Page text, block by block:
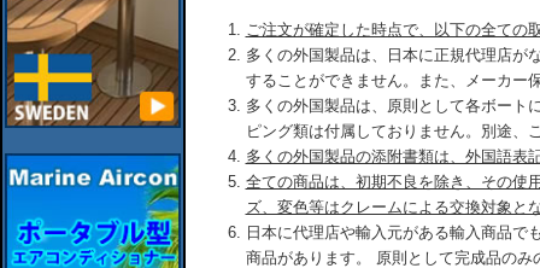
ご注文が確定した時点で、以下の全ての
多くの外国製品は、日本に正規代理店が
することができません。また、メーカー
多くの外国製品は、原則として各ボート
ピング類は付属しておりません。別途、
多くの外国製品の添附書類は、外国語表
全ての商品は、初期不良を除き、その使
ズ、変色等はクレームによる交換対象と
日本に代理店や輸入元がある輸入商品で
商品があります。 原則として完成品のみ